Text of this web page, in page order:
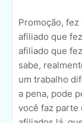
Promoção,
afiliado que
afiliado que
sabe,
um trabalho
a pena, pode
você faz parte